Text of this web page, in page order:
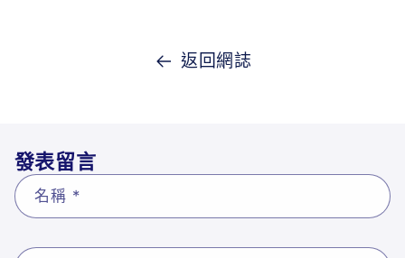
返回網誌
發表留言
名稱 *